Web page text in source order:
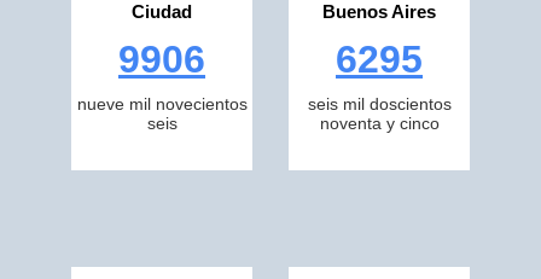
Ciudad
9906
nueve mil novecientos
seis
Buenos Aires
6295
seis mil doscientos
noventa y cinco